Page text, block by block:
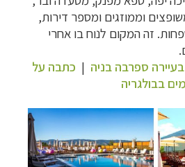
וממוזגים ומספר דירות,
זה המקום לנוח בו אחרי
בעיירה ספרבה בניה | כתבה על
בבולגריה